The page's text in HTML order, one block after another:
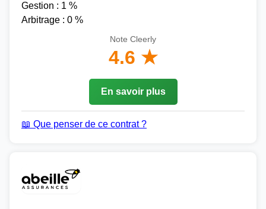
Gestion : 1 %
Arbitrage : 0 %
Note Cleerly
4.6 ★
En savoir plus
📖 Que penser de ce contrat ?